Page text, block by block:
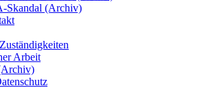
Skandal (Archiv)
Arbeit